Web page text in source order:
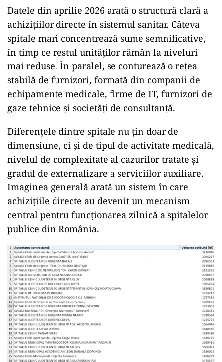
Datele din aprilie 2026 arată o structură clară a
achizițiilor directe în sistemul sanitar. Câteva
spitale mari concentrează sume semnificative,
în timp ce restul unităților rămân la niveluri
mai reduse. În paralel, se conturează o rețea
stabilă de furnizori, formată din companii de
echipamente medicale, firme de IT, furnizori de
gaze tehnice și societăți de consultanță.
Diferențele dintre spitale nu țin doar de
dimensiune, ci și de tipul de activitate medicală,
nivelul de complexitate al cazurilor tratate și
gradul de externalizare a serviciilor auxiliare.
Imaginea generală arată un sistem în care
achizițiile directe au devenit un mecanism
central pentru funcționarea zilnică a spitalelor
publice din România.